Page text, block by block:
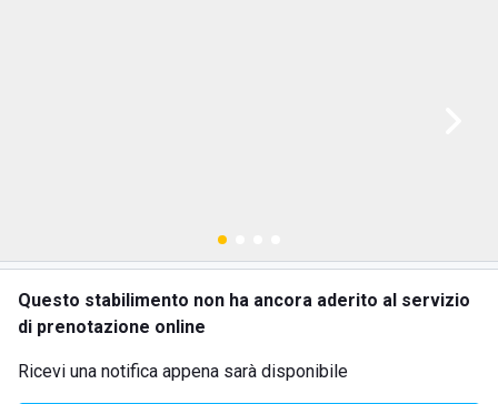
Questo stabilimento non ha ancora aderito al servizio
di prenotazione online
Ricevi una notifica appena sarà disponibile